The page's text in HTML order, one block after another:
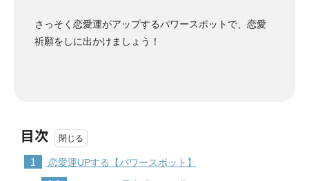
さっそく恋愛運がアップするパワースポットで、恋愛
祈願をしに出かけましょう！
目次
1 恋愛運UPする【パワースポット】